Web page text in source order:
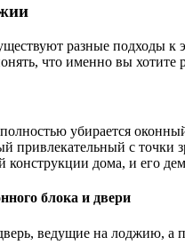
разные подходы к
что именно вы хотите
убирается
привлекательный с
дома, и его
блока и двери
ведущие на лоджию, а